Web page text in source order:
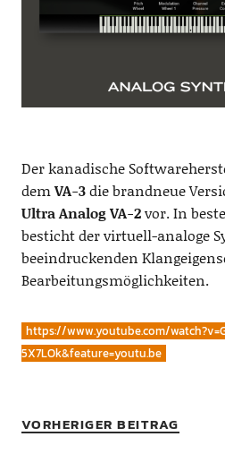
Der kanadische
demVA-3die brandneue
Ultra Analog VA-2vor. In
besticht der virtuell-analoge
beeindruckenden
Bearbeitungsmöglichkeiten.
https://www.youtube.com/
5X7LOk&feature=youtu.be
VORHERIGER BEITRAG